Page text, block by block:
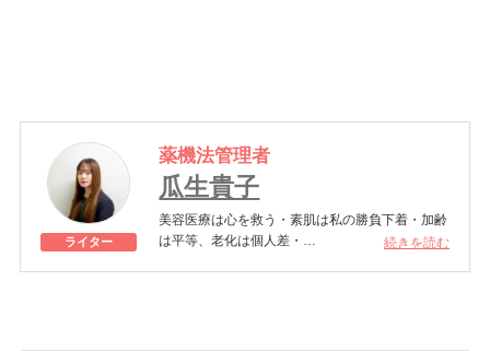
ライター
薬機法管理者
瓜生貴子
美容医療は心を救う・素肌は私の勝負下着・加齢
は平等、老化は個人差・
続きを読む